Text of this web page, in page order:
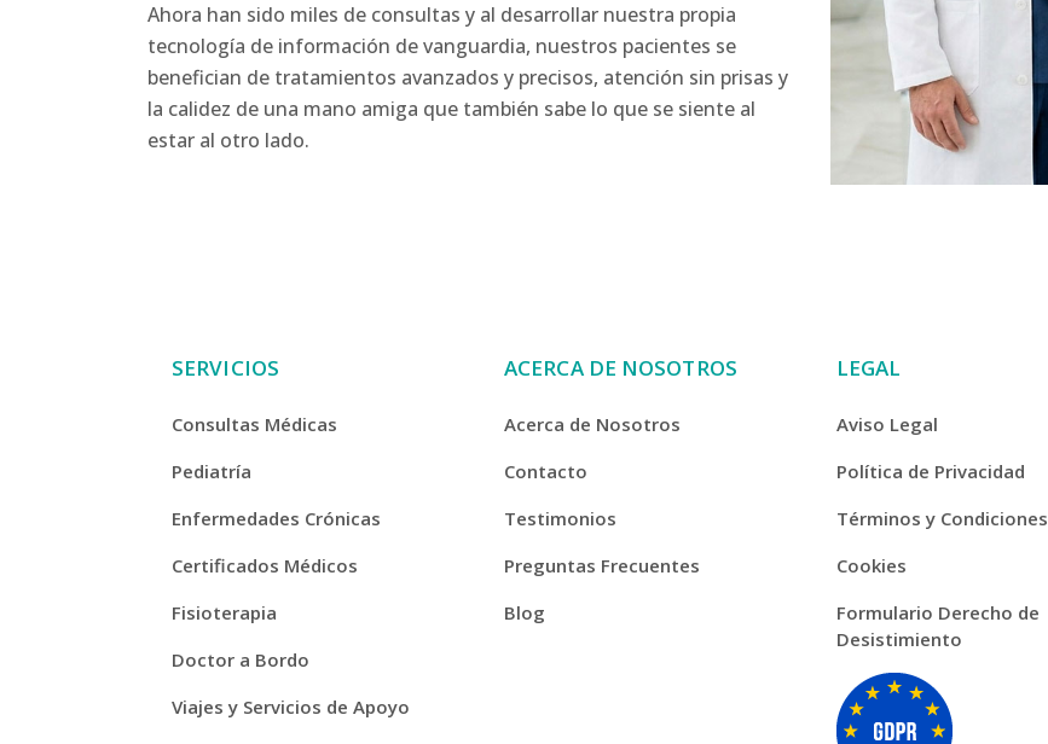
Ahora han sido miles de consultas y al desarrollar nuestra propia
tecnología de información de vanguardia, nuestros pacientes se
benefician de tratamientos avanzados y precisos, atención sin prisas y
la calidez de una mano amiga que también sabe lo que se siente al
estar al otro lado.
SERVICIOS
Consultas Médicas
Pediatría
Enfermedades Crónicas
Certificados Médicos
Fisioterapia
Doctor a Bordo
Viajes y Servicios de Apoyo
ACERCA DE NOSOTROS
Acerca de Nosotros
Contacto
Testimonios
Preguntas Frecuentes
Blog
LEGAL
Aviso Legal
Política de Privacidad
Términos y Condiciones
Cookies
Formulario Derecho de
Desistimiento